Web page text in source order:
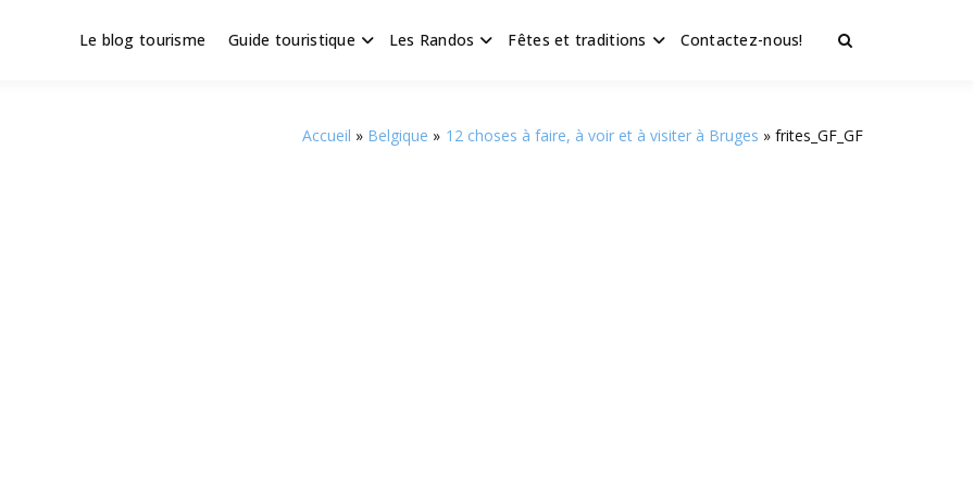
en Hauts de France
Le blog tourisme Guide touristique Les Randos Fêtes et traditions Contactez-nous!
Accueil Belgique 12 choses à faire, à voir et à visiter à Bruges frites_GF_GF